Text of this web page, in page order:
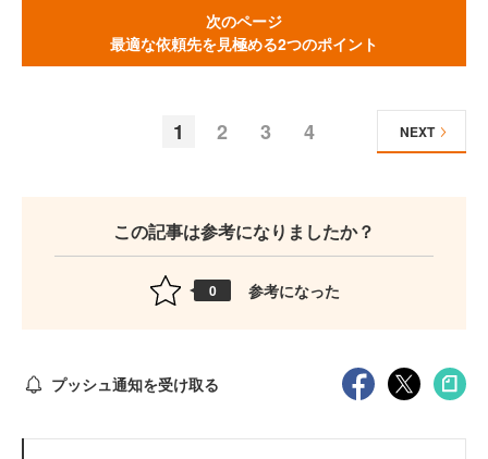
次のページ
最適な依頼先を見極める2つのポイント
1 2 3 4 NEXT
この記事は参考になりましたか？
0 参考になった
プッシュ通知を受け取る